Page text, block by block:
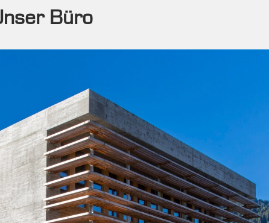
Büro